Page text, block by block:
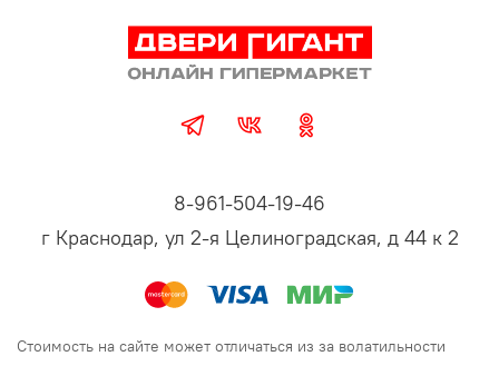
8-961-504-19-46
г Краснодар, ул 2-я Целиноградская, д 44 к 2
Стоимость на сайте может отличаться из за волатильности